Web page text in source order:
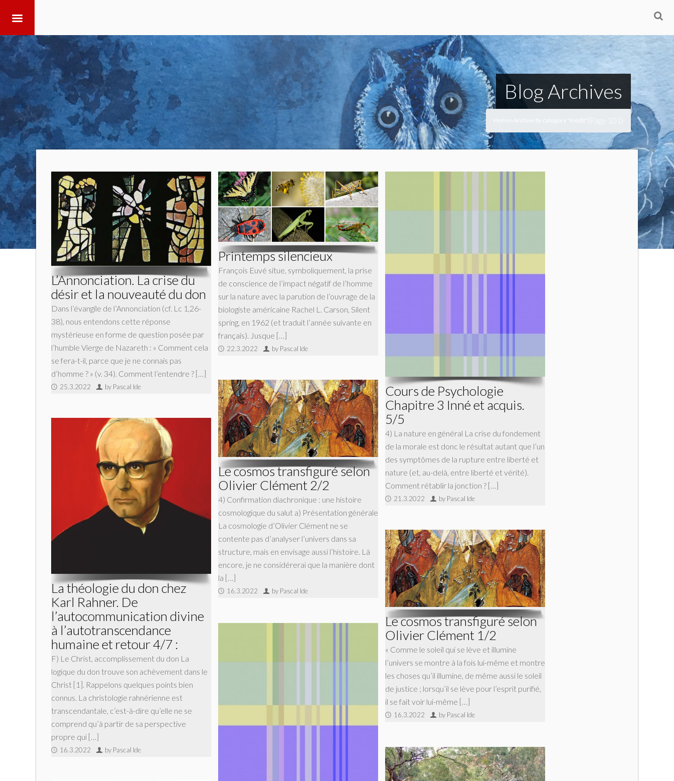
Blog Archives
L’Annonciation. La crise du
désir et la nouveauté du don
Dans l’évangile de l’Annonciation (cf. Lc 1,26-
38), nous entendons cette réponse
mystérieuse en forme de question posée par
l’humble Vierge de Nazareth : « Comment cela
se fera-t-il, parce que je ne connais pas
d’homme ? » (v. 34). Comment l’entendre ? […]
25.3.2022 by Pascal Ide
Printemps silencieux
François Euvé situe, symboliquement, la prise
de conscience de l’impact négatif de l’homme
sur la nature avec la parution de l’ouvrage de la
biologiste américaine Rachel L. Carson, Silent
spring, en 1962 (et traduit l’année suivante en
français). Jusque […]
22.3.2022 by Pascal Ide
Cours de Psychologie
Chapitre 3 Inné et acquis.
5/5
4) La nature en général La crise du fondement
de la morale est donc le résultat autant que l’un
des symptômes de la rupture entre liberté et
nature (et, au-delà, entre liberté et vérité).
Comment rétablir la jonction ? […]
21.3.2022 by Pascal Ide
Le cosmos transfiguré selon
Olivier Clément 2/2
4) Confirmation diachronique : une histoire
cosmologique du salut a) Présentation générale
La cosmologie d’Olivier Clément ne se
contente pas d’analyser l’univers dans sa
structure, mais en envisage aussi l’histoire. Là
encore, je ne considérerai que la manière dont
la […]
16.3.2022 by Pascal Ide
La théologie du don chez
Karl Rahner. De
l’autocommunication divine
à l’autotranscendance
humaine et retour 4/7 :
F) Le Christ, accomplissement du don La
logique du don trouve son achèvement dans le
Christ [1]. Rappelons quelques points bien
connus. La christologie rahnérienne est
transcendantale, c’est-à-dire qu’elle ne se
comprend qu’à partir de sa perspective
propre qui […]
16.3.2022 by Pascal Ide
Le cosmos transfiguré selon
Olivier Clément 1/2
« Comme le soleil qui se lève et illumine
l’univers se montre à la fois lui-même et montre
les choses qu’il illumine, de même aussi le soleil
de justice ; lorsqu’il se lève pour l’esprit purifié,
il se fait voir lui-même […]
16.3.2022 by Pascal Ide